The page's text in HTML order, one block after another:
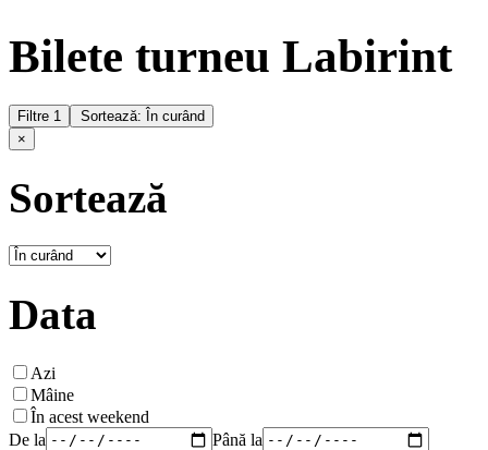
Bilete turneu Labirint
Filtre 1
Sortează: În curând
×
Sortează
Data
Azi
Mâine
În acest weekend
De la
Până la